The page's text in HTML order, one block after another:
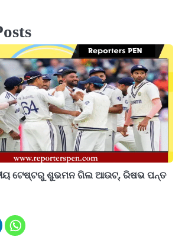
ଟେଷ୍ଟରୁ ଶୁଭମନ ଗିଲ ଆଉଟ୍‌, ରିଷଭ ପନ୍ତ